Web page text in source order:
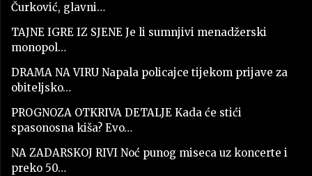
Čurković, glavni…
TAJNE IGRE IZ SJENE Je li sumnjivi menadžerski
monopol…
DRAMA NA VIRU Napala policajce tijekom prijave za
obiteljsko…
PROGNOZA OTKRIVA DETALJE Kada će stići
spasonosna kiša? Evo…
NA ZADARSKOJ RIVI Noć punog miseca uz koncerte i
preko 50…